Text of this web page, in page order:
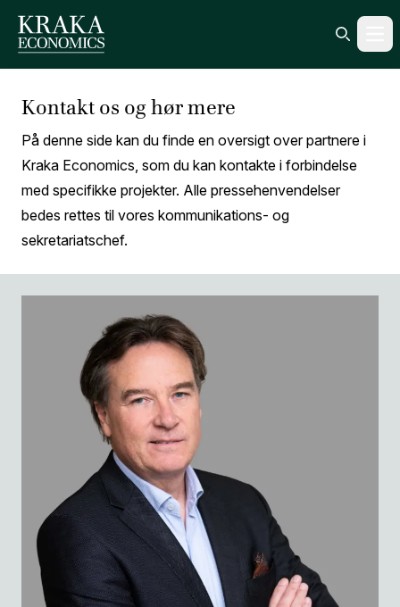
Search
Kontakt os og hør mere
På denne side kan du finde en oversigt over partnere i
Kraka Economics, som du kan kontakte i forbindelse
med specifikke projekter. Alle pressehenvendelser
bedes rettes til vores kommunikations- og
sekretariatschef.